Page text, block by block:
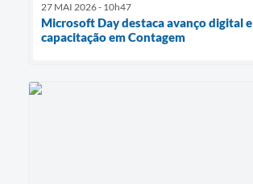
27 MAI 2026 - 10h47
Microsoft Day destaca avanço digital e
capacitação em Contagem